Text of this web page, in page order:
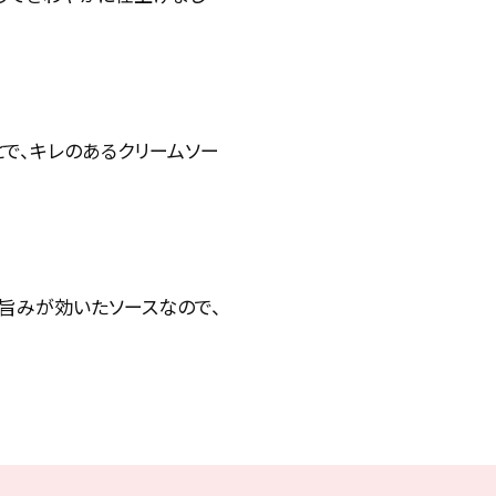
、キレのあるクリームソー
みが効いたソースなので、